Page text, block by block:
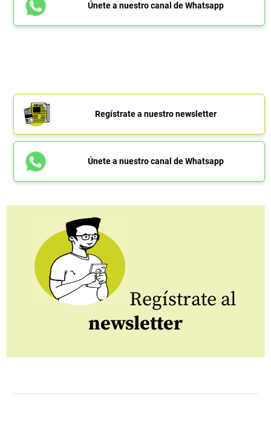
Únete a nuestro canal de Whatsapp
Regístrate a nuestro newsletter
Únete a nuestro canal de Whatsapp
Regístrate al
newsletter